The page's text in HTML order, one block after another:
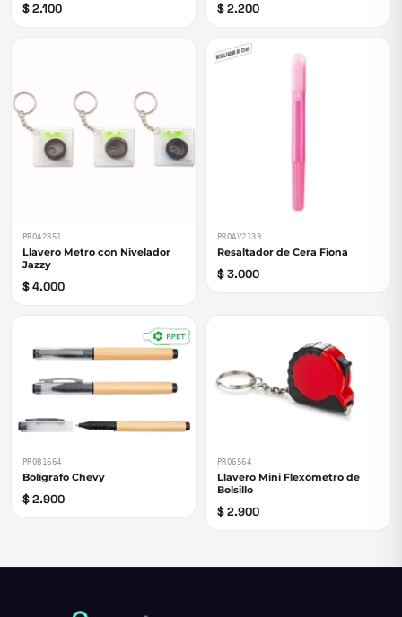
$ 2.100 $ 2.200
PROA2851
Llavero Metro con Nivelador
Jazzy
$ 4.000
PROAV2139
Resaltador de Cera Fiona
$ 3.000
PROB1664
Bolígrafo Chevy
$ 2.900
PRO6564
Llavero Mini Flexómetro de
Bolsillo
$ 2.900